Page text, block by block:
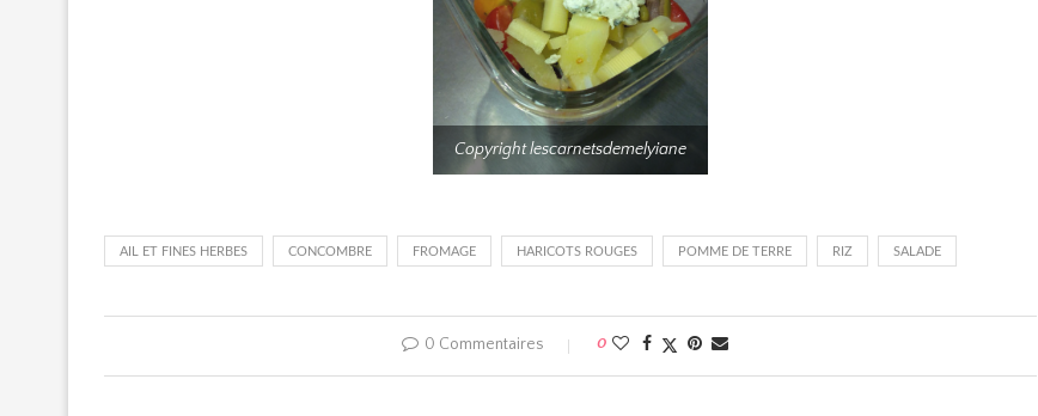
Copyright lescarnetsdemelyiane
AIL ET FINES HERBES CONCOMBRE FROMAGE HARICOTS ROUGES POMME DE TERRE RIZ SALADE
0 Commentaires 0